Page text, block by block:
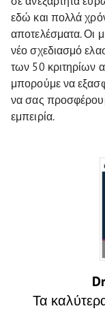
εδώ και πολλά
αποτελέσματα. Οι
νέο σχεδιασμό
των 50 κριτηρίων
μπορούμε να
να σας
εμπειρία.
Τα